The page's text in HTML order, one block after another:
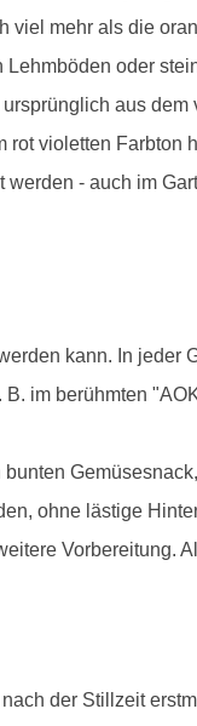
viel mehr als die
oder
aus dem
violetten Farbton
- auch im
kann. In jeder
im berühmten
ohne lästige
Vorbereitung.
der Stillzeit